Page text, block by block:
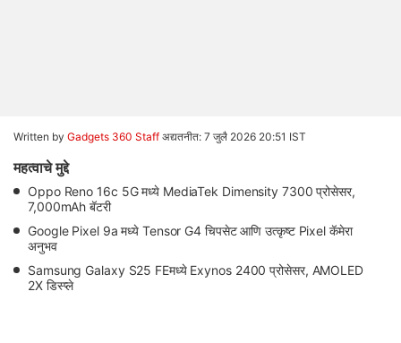
Written by Gadgets 360 Staff अद्यतनीत: 7 जुलै 2026 20:51 IST
महत्वाचे मुद्दे
Oppo Reno 16c 5G मध्ये MediaTek Dimensity 7300 प्रोसेसर,
7,000mAh बॅटरी
Google Pixel 9a मध्ये Tensor G4 चिपसेट आणि उत्कृष्ट Pixel कॅमेरा
अनुभव
Samsung Galaxy S25 FEमध्ये Exynos 2400 प्रोसेसर, AMOLED
2X डिस्प्ले